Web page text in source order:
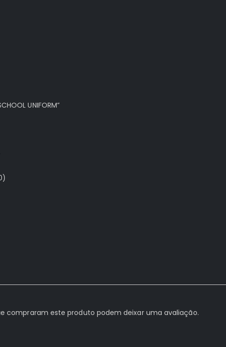
UNIFORM”
compraram este produto podem deixar uma avaliação.